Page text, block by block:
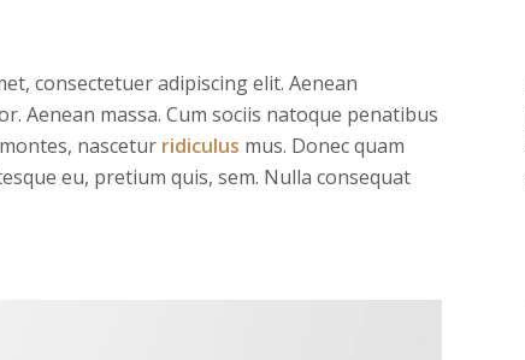
consectetuer adipiscing elit. Aenean
Aenean massa. Cum sociis natoque penatibus
nascetur ridiculus mus. Donec quam
eu, pretium quis, sem. Nulla consequat